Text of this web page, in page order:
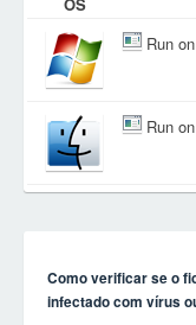
Run
Run
Como verificar se o
infectado com vírus